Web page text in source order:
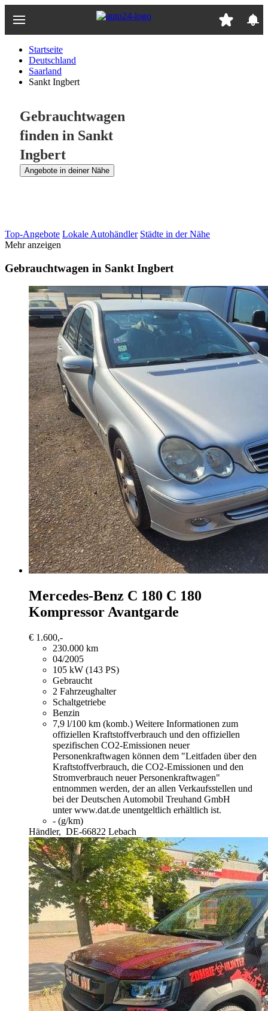
Hauptinhalt
Startseite
Deutschland
Saarland
Sankt Ingbert
Gebrauchtwagen
finden in Sankt
Ingbert
Angebote in deiner Nähe
Top-Angebote Lokale Autohändler Städte in der Nähe
Mehr anzeigen
Gebrauchtwagen in Sankt Ingbert
Mercedes-Benz C 180 C 180
Kompressor Avantgarde
€ 1.600,-
230.000 km
04/2005
105 kW (143 PS)
Gebraucht
2 Fahrzeughalter
Schaltgetriebe
Benzin
7,9 l/100 km (komb.) Weitere Informationen zum
offiziellen Kraftstoffverbrauch und den offiziellen
spezifischen CO2-Emissionen neuer
Personenkraftwagen können dem "Leitfaden über den
Kraftstoffverbrauch, die CO2-Emissionen und den
Stromverbrauch neuer Personenkraftwagen"
entnommen werden, der an allen Verkaufsstellen und
bei der Deutschen Automobil Treuhand GmbH
unter www.dat.de unentgeltlich erhältlich ist.
- (g/km)
Händler, DE-66822 Lebach